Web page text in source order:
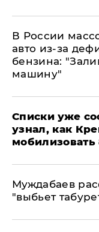
В России
авто из-за
бензина:
машину"
Списки уже
узнал, как
Муждабаев
"выбьет